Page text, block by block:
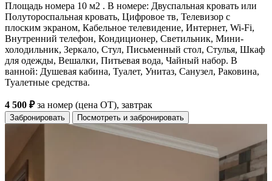
Площадь номера 10 м2 . В номере: Двуспальная кровать или
Полутороспальная кровать, Цифровое тв, Телевизор с
плоским экраном, Кабельное телевидение, Интернет, Wi-Fi,
Внутренний телефон, Кондиционер, Светильник, Мини-
холодильник, Зеркало, Стул, Письменный стол, Стулья, Шкаф
для одежды, Вешалки, Питьевая вода, Чайный набор. В
ванной: Душевая кабина, Туалет, Унитаз, Санузел, Раковина,
Туалетные средства.
4 500 ₽за номер (цена ОТ), завтрак
Забронировать Посмотреть и забронировать